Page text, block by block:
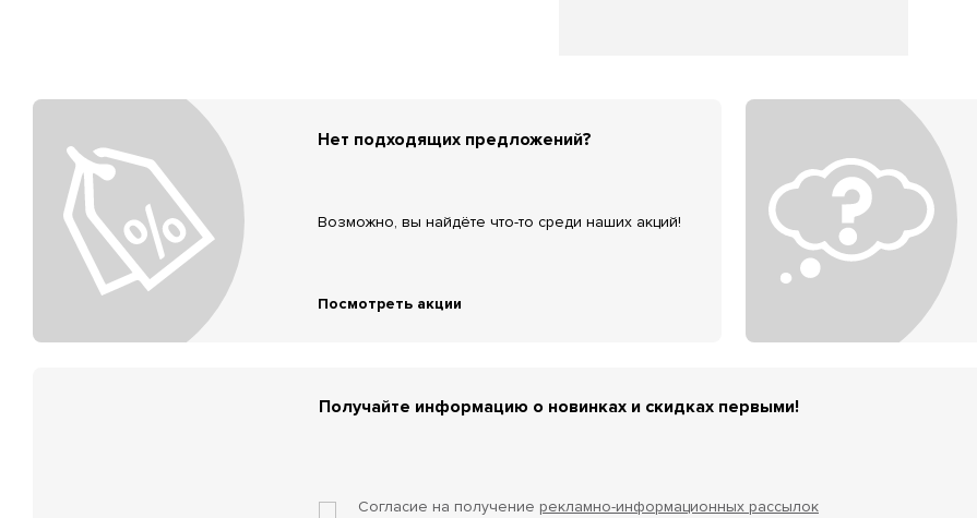
Нет подходящих предложений?
Возможно, вы найдёте что-то среди наших акций!
Посмотреть акции
Получайте информацию о новинках и скидках первыми!
Согласие на получение рекламно-информационных рассылок